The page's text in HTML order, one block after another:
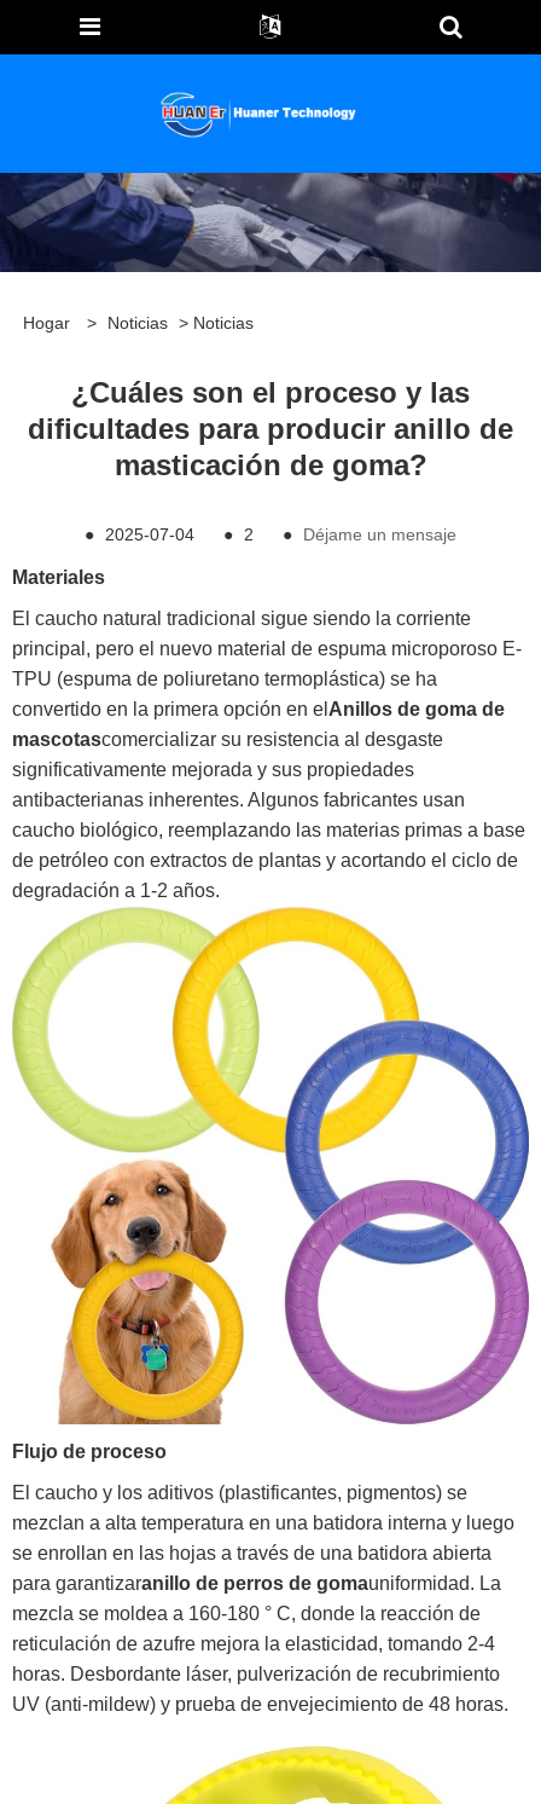
Hogar > Noticias > Noticias
¿Cuáles son el proceso y las
dificultades para producir anillo de
masticación de goma?
● 2025-07-04 ● 2 ● Déjame un mensaje
Materiales
El caucho natural tradicional sigue siendo la corriente
principal, pero el nuevo material de espuma microporoso E-
TPU (espuma de poliuretano termoplástica) se ha
convertido en la primera opción en el Anillos de goma de
mascotascomercializar su resistencia al desgaste
significativamente mejorada y sus propiedades
antibacterianas inherentes. Algunos fabricantes usan
caucho biológico, reemplazando las materias primas a base
de petróleo con extractos de plantas y acortando el ciclo de
degradación a 1-2 años.
Flujo de proceso
El caucho y los aditivos (plastificantes, pigmentos) se
mezclan a alta temperatura en una batidora interna y luego
se enrollan en las hojas a través de una batidora abierta
para garantizaranillo de perros de gomauniformidad. La
mezcla se moldea a 160-180 ° C, donde la reacción de
reticulación de azufre mejora la elasticidad, tomando 2-4
horas. Desbordante láser, pulverización de recubrimiento
UV (anti-mildew) y prueba de envejecimiento de 48 horas.